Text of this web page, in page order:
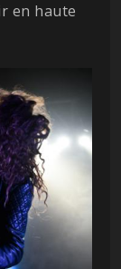
en haute